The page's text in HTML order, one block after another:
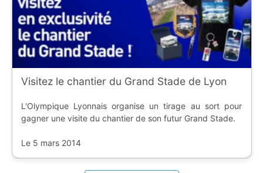
Visitez le chantier du Grand Stade de Lyon
L'Olympique Lyonnais organise un tirage au sort pour
gagner une visite du chantier de son futur Grand Stade.
Le 5 mars 2014